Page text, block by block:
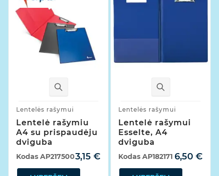
Lentelės rašymui
Lentelė rašymiu
A4 su prispaudėju
dviguba
3,15 €
Kodas AP217500
Lentelės rašymui
Lentelė rašymui
Esselte, A4
dviguba
6,50 €
Kodas AP182171